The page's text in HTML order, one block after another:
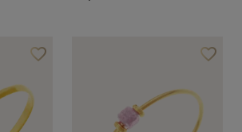
favorite_borderAjouter à vos favoris favorite_borderAjouter